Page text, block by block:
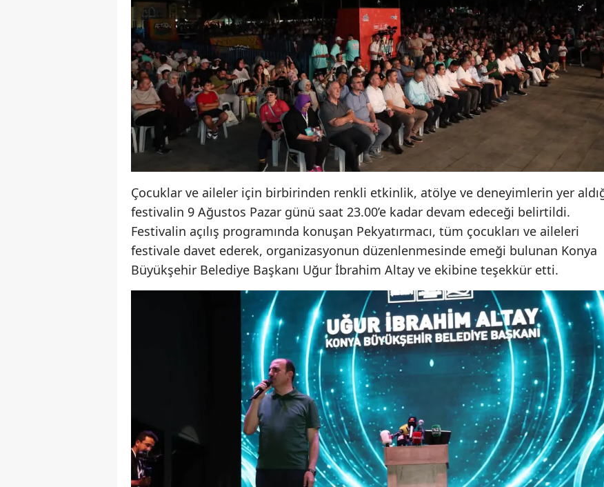
Karaman
Kırıkkale
Batman
Şırnak
Bartın
Yalova
Karabük
Kilis
Osmaniye
Düzce
Çocuklar ve aileler için birbirinden renkli etkinlik, atölye ve deneyimlerin yer
festivalin 9 Ağustos Pazar günü saat 23.00’e kadar devam edeceği belirtildi.
Festivalin açılış programında konuşan Pekyatırmacı, tüm çocukları ve aileleri
festivale davet ederek, organizasyonun düzenlenmesinde emeği bulunan Konya
Büyükşehir Belediye Başkanı Uğur İbrahim Altay ve ekibine teşekkür etti.